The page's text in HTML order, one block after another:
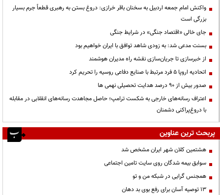
واکنش امام جمعه اردبیل به سخنان باقر خرازی: دروغ بستن به رهبری قطعاً جرم بسیار
بزرگی است
جای خالی «اقتصاد جنگی» در شرایط جنگی
بسنت مدعی شد: به زودی شاهد توافق با ایران خواهیم بود
از خبرسازی تا جریان‌سازی نقشه راه مدیران هوشمند
اتحادیه اروپا ۵ فرد مرتبط با صنایع دفاعی روسیه را تحریم کرد
صدور بیش از ۹۰ درصد هدایت تحصیلی نهمی ها
اعتراف رسانه‌های خارجی به شکست ترامپ؛ حاصل مجاهدت رسانه‌های انقلابی در مقابله
با دروغ‌پراکنی دشمنان
پربحث ترین عناوین
هشتمین کلان شهر ایران مشخص شد
سوابق بیمه شدگان روی سایت تامین اجتماعی
همجنس گرایی در شبکه من و تو
13 توصیه آسان برای رفع بوی بد دهان